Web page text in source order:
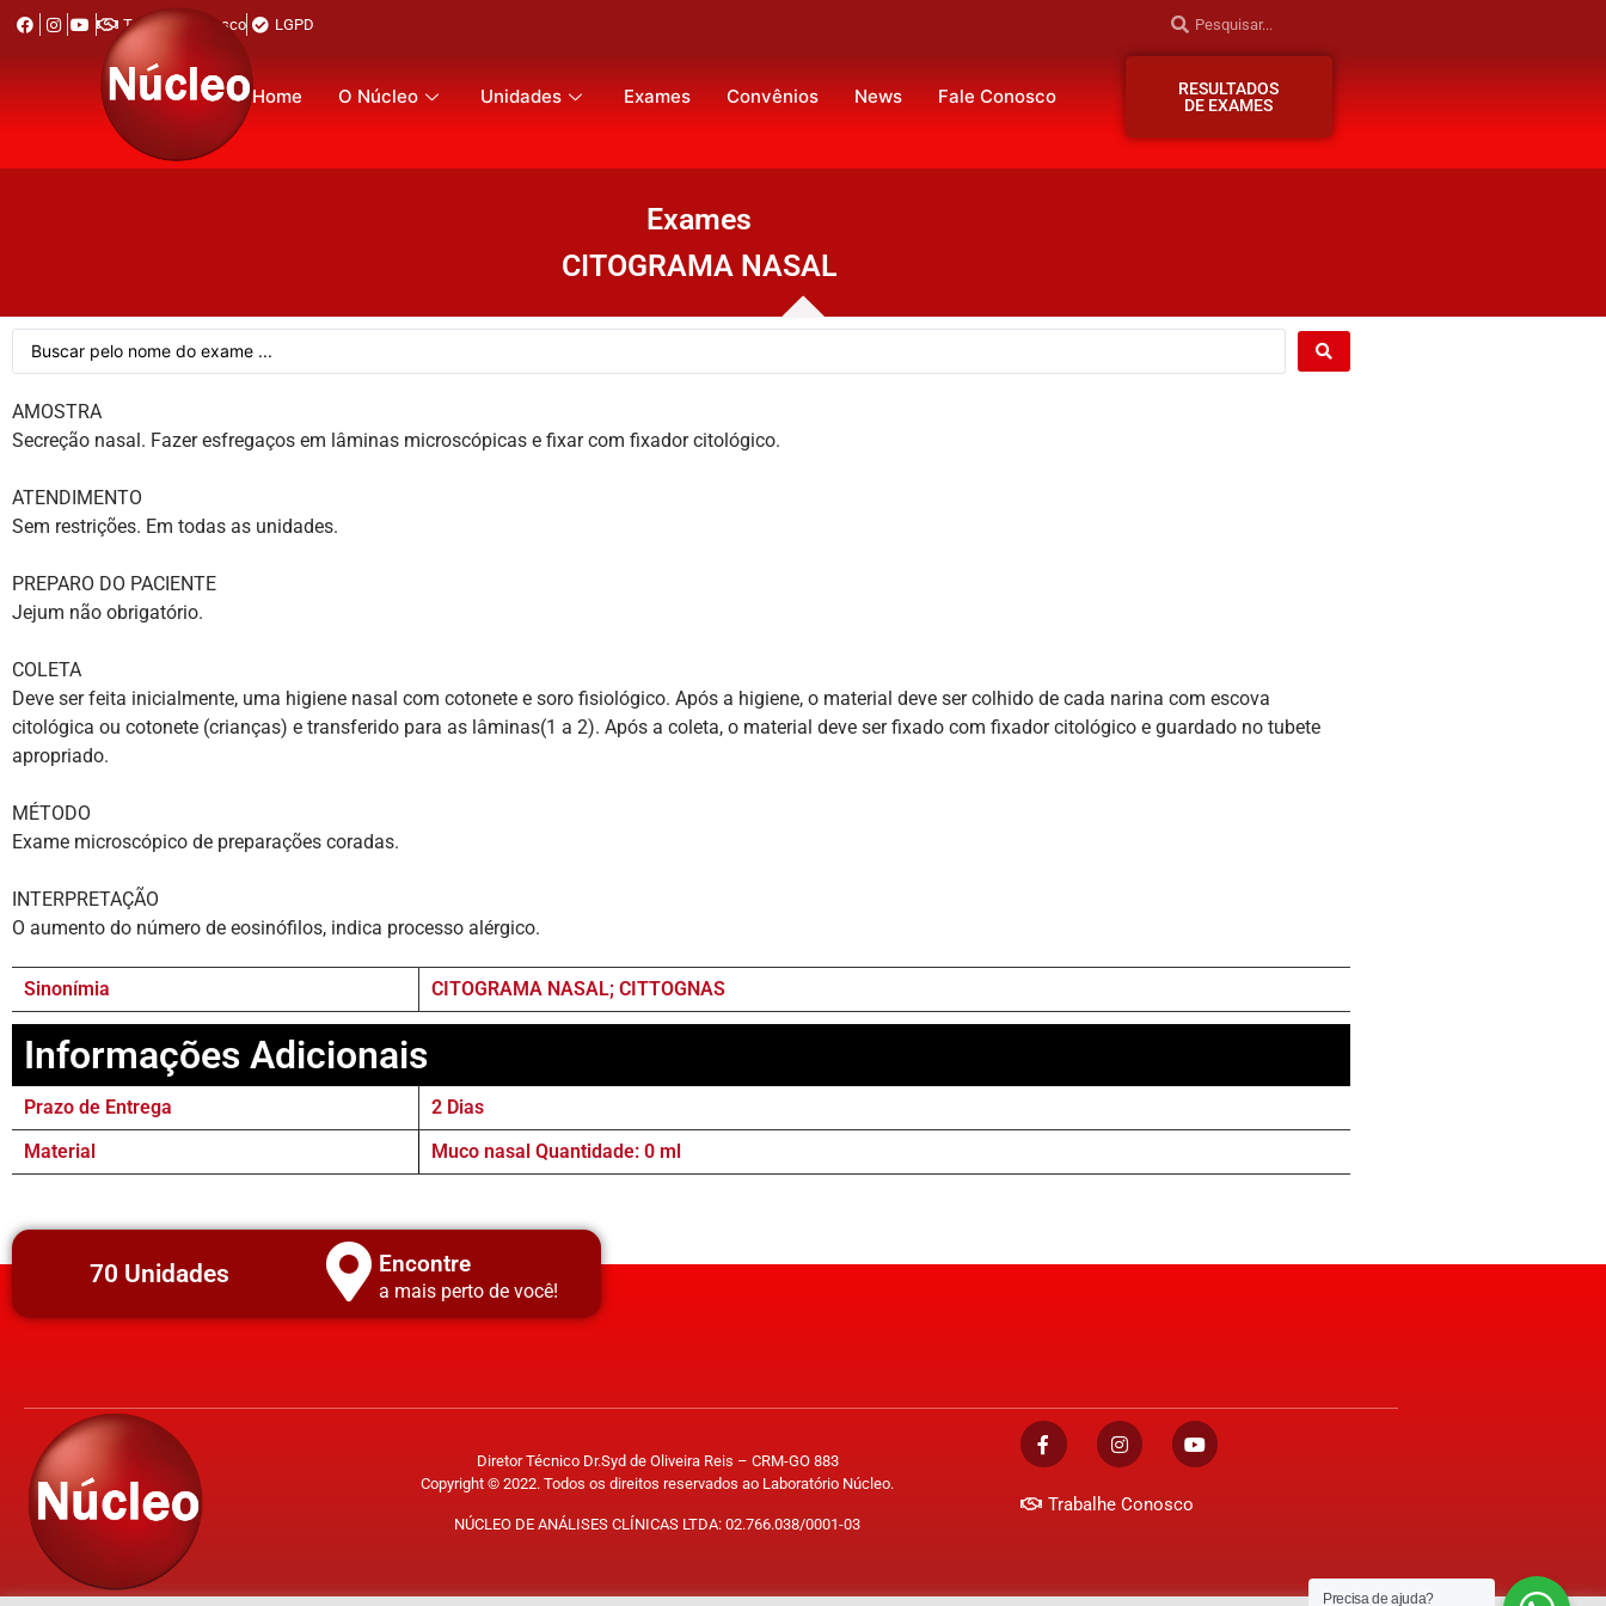
Trabalhe Conosco LGPD
Home O Núcleo Unidades Exames Convênios News Fale Conosco
RESULTADOS
DE EXAMES
Exames
CITOGRAMA NASAL
AMOSTRA
Secreção nasal. Fazer esfregaços em lâminas microscópicas e fixar com fixador citológico.
ATENDIMENTO
Sem restrições. Em todas as unidades.
PREPARO DO PACIENTE
Jejum não obrigatório.
COLETA
Deve ser feita inicialmente, uma higiene nasal com cotonete e soro fisiológico. Após a higiene, o material deve ser colhido de cada narina com escova
citológica ou cotonete (crianças) e transferido para as lâminas(1 a 2). Após a coleta, o material deve ser fixado com fixador citológico e guardado no tubete
apropriado.
MÉTODO
Exame microscópico de preparações coradas.
INTERPRETAÇÃO
O aumento do número de eosinófilos, indica processo alérgico.
Sinonímia CITOGRAMA NASAL; CITTOGNAS
Informações Adicionais
Prazo de Entrega
2 Dias
Material
Muco nasal Quantidade: 0 ml
70 Unidades Encontre
a mais perto de você!
Diretor Técnico Dr.Syd de Oliveira Reis – CRM-GO 883
Copyright © 2022. Todos os direitos reservados ao Laboratório Núcleo.
NÚCLEO DE ANÁLISES CLÍNICAS LTDA: 02.766.038/0001-03
Trabalhe Conosco
Precisa de ajuda?